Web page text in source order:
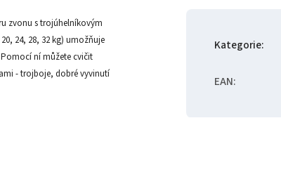
zvonu s trojúhelníkovým
24, 28, 32 kg) umožňuje
ní můžete cvičit
- trojboje, dobré vyvinutí
Kategorie:
EAN: